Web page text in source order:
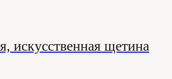
искусственная щетина